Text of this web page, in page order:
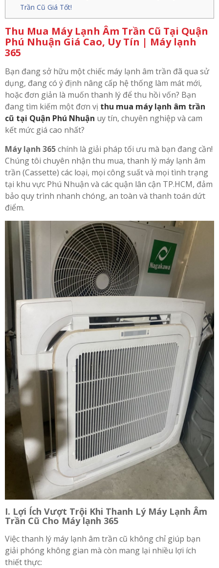
Trần Cũ Giá Tốt!
Thu Mua Máy Lạnh Âm Trần Cũ Tại Quận
Phú Nhuận Giá Cao, Uy Tín | Máy lạnh
365
Bạn đang sở hữu một chiếc máy lạnh âm trần đã qua sử
dụng, đang có ý định nâng cấp hệ thống làm mát mới,
hoặc đơn giản là muốn thanh lý để thu hồi vốn? Bạn
đang tìm kiếm một đơn vị thu mua máy lạnh âm trần
cũ tại Quận Phú Nhuận uy tín, chuyên nghiệp và cam
kết mức giá cao nhất?
Máy lạnh 365chính là giải pháp tối ưu mà bạn đang cần!
Chúng tôi chuyên nhận thu mua, thanh lý máy lạnh âm
trần (Cassette) các loại, mọi công suất và mọi tình trạng
tại khu vực Phú Nhuận và các quận lân cận TP.HCM, đảm
bảo quy trình nhanh chóng, an toàn và thanh toán dứt
điểm.
I. Lợi Ích Vượt Trội Khi Thanh Lý Máy Lạnh Âm
Trần Cũ Cho Máy lạnh 365
Việc thanh lý máy lạnh âm trần cũ không chỉ giúp bạn
giải phóng không gian mà còn mang lại nhiều lợi ích
thiết thực: